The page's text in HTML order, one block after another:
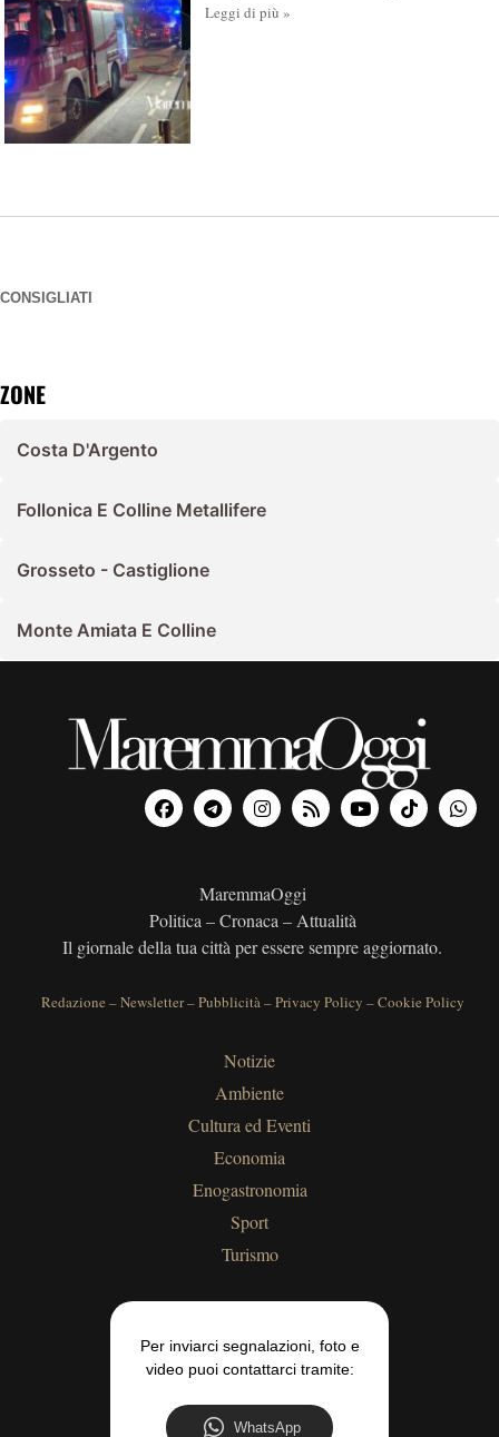
Leggi di più »
CONSIGLIATI
ZONE
Costa D'Argento
Follonica E Colline Metallifere
Grosseto - Castiglione
Monte Amiata E Colline
MaremmaOggi
Politica – Cronaca – Attualità
Il giornale della tua città per essere sempre aggiornato.
Redazione –Newsletter–Pubblicità–Privacy Policy –Cookie Policy
Notizie
Ambiente
Cultura ed Eventi
Economia
Enogastronomia
Sport
Turismo
Per inviarci segnalazioni, foto e
video puoi contattarci tramite:
WhatsApp